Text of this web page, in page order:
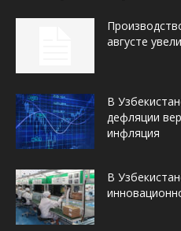
августе
В
дефляции
инфляция
В